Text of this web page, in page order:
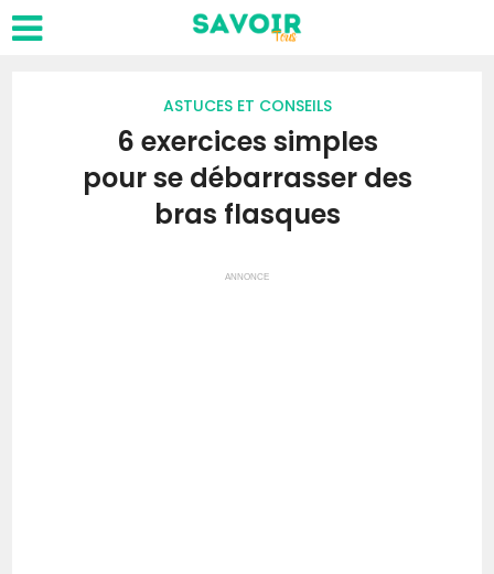
ASTUCES ET CONSEILS
6 exercices simples
pour se débarrasser des
bras flasques
ANNONCE